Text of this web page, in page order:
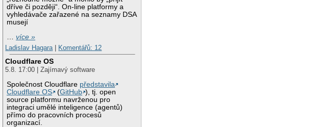
dříve či později“. On-line platformy a
vyhledávače zařazené na seznamy DSA
musejí
…více »
Ladislav Hagara| Komentářů: 12
Cloudflare OS
5.8. 17:00 | Zajímavý software
Společnost Cloudflare představila
Cloudflare OS
(GitHub ), tj. open
source platformu navrženou pro
integraci umělé inteligence (agentů)
přímo do pracovních procesů
organizací.